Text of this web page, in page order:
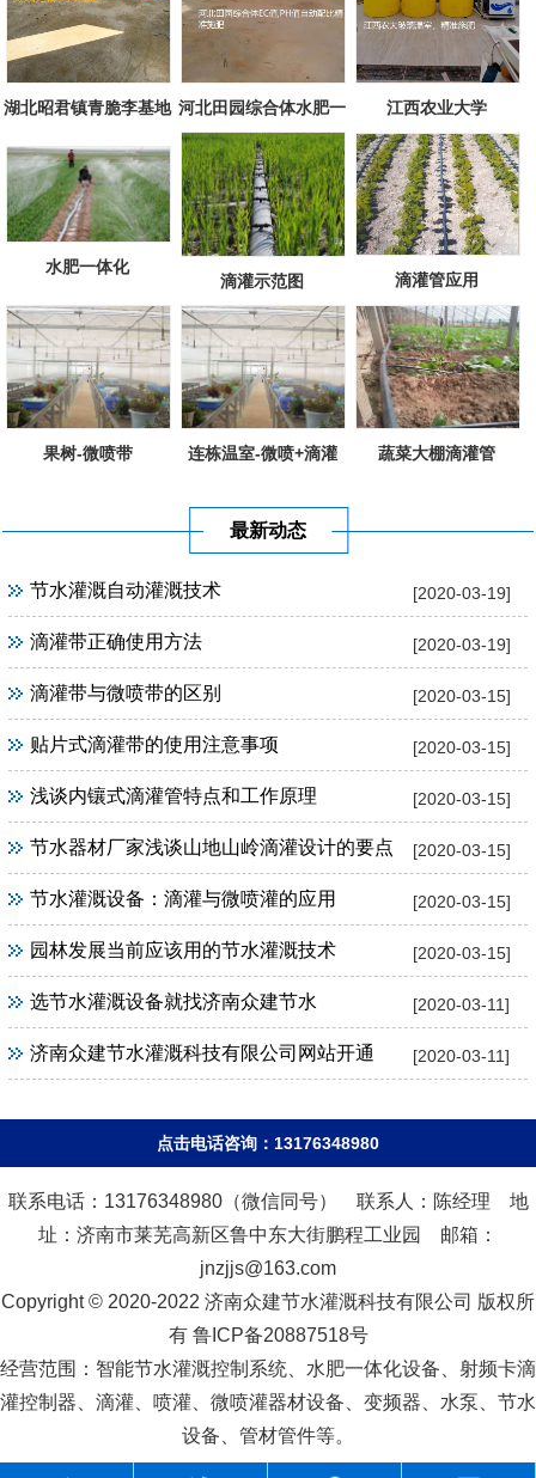
湖北昭君镇青脆李基地 河北田园综合体水肥一
体化项目
江西农业大学
水肥一体化
滴灌示范图 滴灌管应用
果树-微喷带 连栋温室-微喷+滴灌 蔬菜大棚滴灌管
最新动态
[2020-03-19]
节水灌溉自动灌溉技术
[2020-03-19]
滴灌带正确使用方法
[2020-03-15]
滴灌带与微喷带的区别
[2020-03-15]
贴片式滴灌带的使用注意事项
[2020-03-15]
浅谈内镶式滴灌管特点和工作原理
[2020-03-15]
节水器材厂家浅谈山地山岭滴灌设计的要点
[2020-03-15]
节水灌溉设备：滴灌与微喷灌的应用
[2020-03-15]
园林发展当前应该用的节水灌溉技术
[2020-03-11]
选节水灌溉设备就找济南众建节水
[2020-03-11]
济南众建节水灌溉科技有限公司网站开通
点击电话咨询：13176348980
联系电话：13176348980（微信同号） 联系人：陈经理 地
址：济南市莱芜高新区鲁中东大街鹏程工业园 邮箱：
jnzjjs@163.com
Copyright © 2020-2022 济南众建节水灌溉科技有限公司 版权所
有 鲁ICP备20887518号
经营范围：智能节水灌溉控制系统、水肥一体化设备、射频卡滴
灌控制器、滴灌、喷灌、微喷灌器材设备、变频器、水泵、节水
设备、管材管件等。